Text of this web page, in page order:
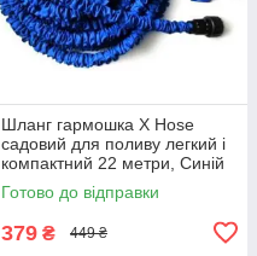
Шланг гармошка X Hose
садовий для поливу легкий і
компактний 22 метри, Синій
Готово до відправки
379 ₴ 449 ₴